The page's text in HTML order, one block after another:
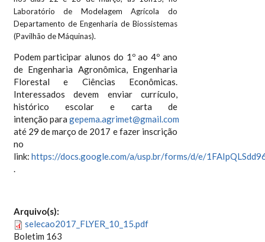
Laboratório de Modelagem Agrícola do
Departamento de Engenharia de Biossistemas
(Pavilhão de Máquinas).
Podem participar alunos do 1º ao 4º ano
de Engenharia Agronômica, Engenharia
Florestal e Ciências Econômicas.
Interessados devem enviar currículo,
histórico escolar e carta de
intenção para gepema.agrimet@gmail.com
até 29 de março de 2017 e fazer inscrição
no
link: https://docs.google.com/a/usp.br/forms/d/e/
.
Arquivo(s):
selecao2017_FLYER_10_15.pdf
Boletim 163